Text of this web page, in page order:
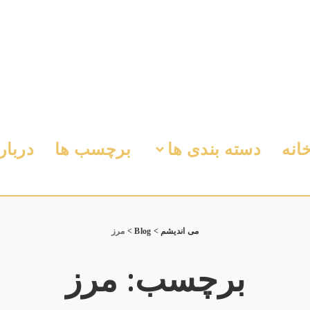
دسته بندی ها برچسب ها
می اندیشم >
Blog
> مرز
برچسب: مرز